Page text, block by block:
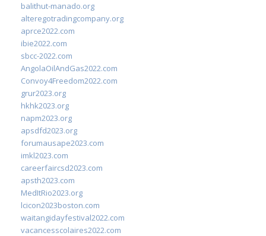
balithut-manado.org
alteregotradingcompany.org
aprce2022.com
ibie2022.com
sbcc-2022.com
AngolaOilAndGas2022.com
Convoy4Freedom2022.com
grur2023.org
hkhk2023.org
napm2023.org
apsdfd2023.org
forumausape2023.com
imkl2023.com
careerfaircsd2023.com
apsth2023.com
MedItRio2023.org
lcicon2023boston.com
waitangidayfestival2022.com
vacancesscolaires2022.com